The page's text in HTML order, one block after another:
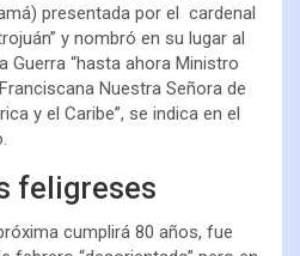
presentada por el cardenal
y nombró en su lugar al
Guerra “hasta ahora Ministro
Nuestra Señora de
y el Caribe”, se indica en el
feligreses
cumplirá 80 años, fue